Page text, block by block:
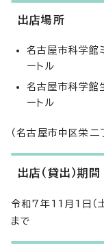
出店場所
名古屋市科学館
ートル
名古屋市科学
ートル
（名古屋市中区栄
出店（貸出）期間
令和7年11月1日（
まで